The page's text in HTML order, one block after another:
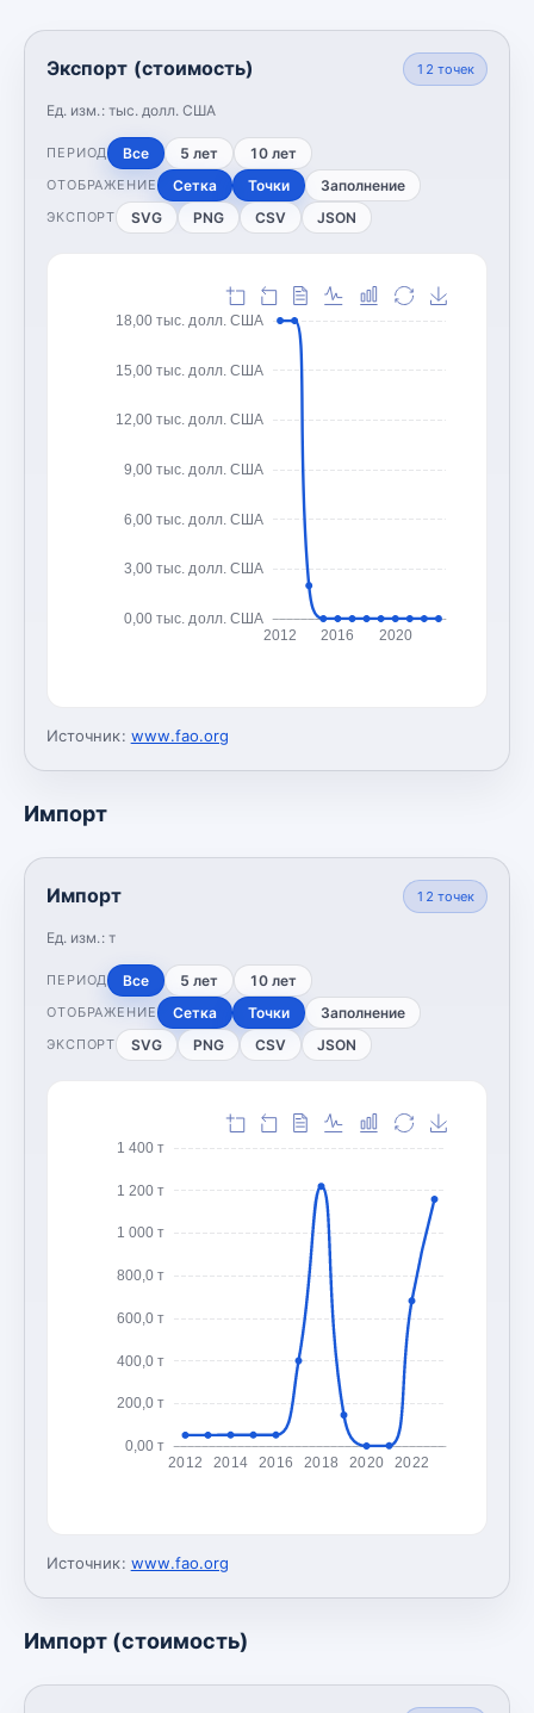
Экспорт (стоимость)
Ед. изм.: тыс. долл. США
12 точек
ПЕРИОД Все 5 лет 10 лет
ОТОБРАЖЕНИЕ Сетка Точки Заполнение
ЭКСПОРТ SVG PNG CSV JSON
0,00 тыс. долл. США
3,00 тыс. долл. США
6,00 тыс. долл. США
9,00 тыс. долл. США
12,00 тыс. долл. США
15,00 тыс. долл. США
18,00 тыс. долл. США
2012 2016 2020
Источник: www.fao.org
Импорт
Импорт
Ед. изм.: т
12 точек
ПЕРИОД Все 5 лет 10 лет
ОТОБРАЖЕНИЕ Сетка Точки Заполнение
ЭКСПОРТ SVG PNG CSV JSON
0,00 т
200,0 т
400,0 т
600,0 т
800,0 т
1 000 т
1 200 т
1 400 т
2012 2014 2016 2018 2020 2022
Источник: www.fao.org
Импорт (стоимость)